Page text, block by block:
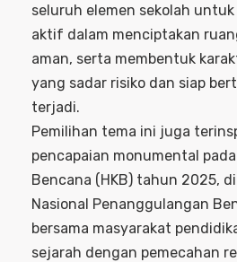
seluruh elemen sekolah
aktif dalam menciptakan
aman, serta membentuk
yang sadar risiko dan siap
terjadi.
Pemilihan tema ini juga
pencapaian monumental
Bencana (HKB) tahun 2025,
Nasional Penanggulangan
bersama masyarakat
sejarah dengan pemecahan